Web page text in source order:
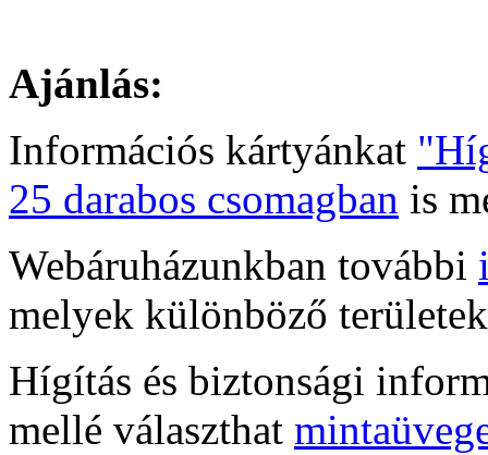
Ajánlás:
Információs kártyánkat
25 darabos csomagban is
Webáruházunkban további
melyek különböző
Hígítás és biztonsági
mellé választhat